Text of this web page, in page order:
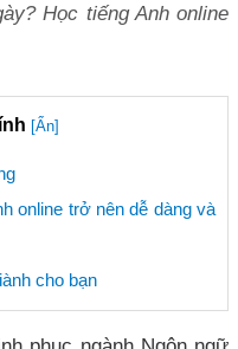
Học tiếng Anh online
[Ẩn]
online trở nên dễ dàng và
cho bạn